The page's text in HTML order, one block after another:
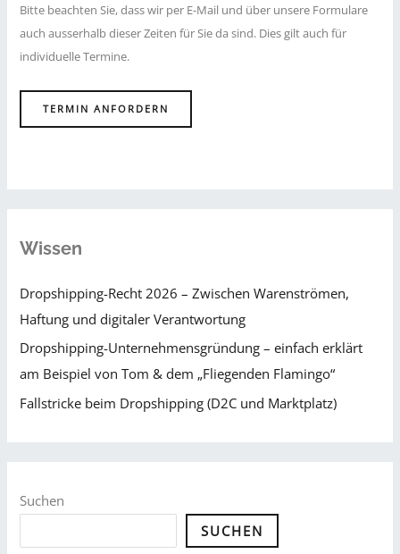
Bitte beachten Sie, dass wir per E-Mail und über unsere Formulare
auch ausserhalb dieser Zeiten für Sie da sind. Dies gilt auch für
individuelle Termine.
TERMIN ANFORDERN
Wissen
Dropshipping-Recht 2026 – Zwischen Warenströmen,
Haftung und digitaler Verantwortung
Dropshipping-Unternehmensgründung – einfach erklärt
am Beispiel von Tom & dem „Fliegenden Flamingo“
Fallstricke beim Dropshipping (D2C und Marktplatz)
Suchen
SUCHEN